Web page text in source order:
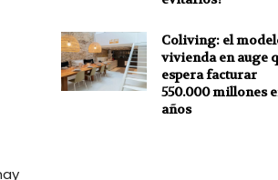
Coliving: el
vivienda en auge
espera facturar
550.000 millones
años